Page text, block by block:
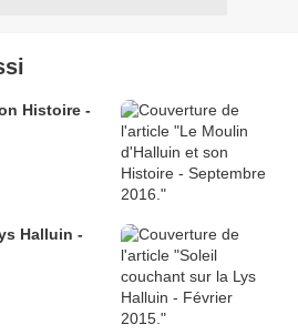
Histoire -
Halluin -